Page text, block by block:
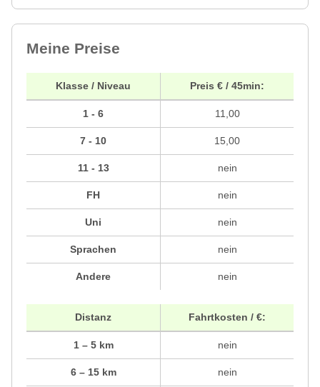
Meine Preise
Klasse / Niveau
1 - 6
7 - 10
11 - 13
FH
Uni
Sprachen
Andere
Preis € / 45min:
11,00
15,00
nein
nein
nein
nein
nein
Distanz
1 – 5 km
6 – 15 km
Fahrtkosten / €:
nein
nein